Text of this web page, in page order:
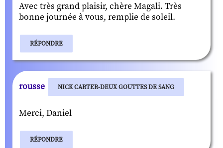
Avec très grand plaisir, chère Magali. Très
bonne journée à vous, remplie de soleil.
RÉPONDRE
rousse NICK CARTER-DEUX GOUTTES DE SANG
Merci, Daniel
RÉPONDRE